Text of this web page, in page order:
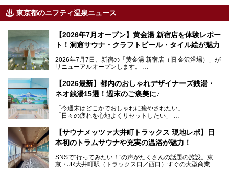
東京都のニフティ温泉ニュース
【2026年7月オープン】黄金湯 新宿店を体験レポー
ト！洞窟サウナ・クラフトビール・タイル絵が魅力
2026年7月7日、新宿の「黄金湯 新宿店（旧 金沢浴場）」が
リニューアルオープンします。
レトロでノスタルジックなタイル絵はそのまま、昔からここ
を知る地元の人にも、新しく足を運んでくれる人にも愛され
る、今の時代の"銭湯"として生まれ変わりました。洞窟のよ
ビアバーなど、新しく登場したスポットも併せて紹介しま
す。充実した設備があるのに、基本の入浴料が銭湯価格の5
【2026最新】都内のおしゃれデザイナーズ銭湯・
ネオ銭湯15選！週末のご褒美に♪
「今週末はどこかでおしゃれに癒やされたい」
「日々の疲れを心地よくリセットしたい」
となっている新しいスタイルの銭湯です。
最近、SNSやメディアで「デザイナーズ銭湯」や「ネオ銭
本記事では、そもそもこれらがどんな銭湯なのか、その気に
【サウナメッツァ大井町トラックス 現地レポ】日
本初のトラムサウナや充実の温浴が魅力！
SNSで“行ってみたい！”の声がたくさんの話題の施設。東
京・JR大井町駅（トラックス口／西口）すぐの大型商業施